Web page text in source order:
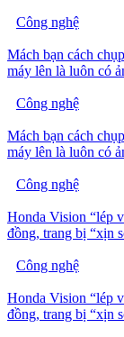
Công nghệ
Mách bạn cách
máy lên là luôn có
Công nghệ
Mách bạn cách
máy lên là luôn có
Công nghệ
Honda Vision “lép
đồng, trang bị “xịn
Công nghệ
Honda Vision “lép
đồng, trang bị “xịn